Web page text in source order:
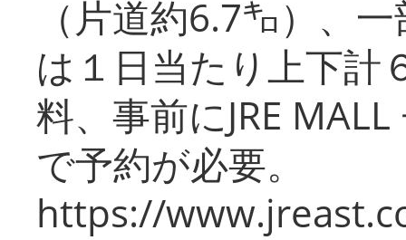
（片道約6.7㌔）、
は１日当たり上下計
料、事前にJRE
で予約が必要。
https://